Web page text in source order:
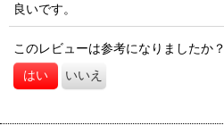
良いです。
このレビューは参考になりましたか？
はい いいえ